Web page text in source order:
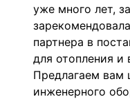
уже много лет,
партнера в
для отопления и
Предлагаем вам
инженерного